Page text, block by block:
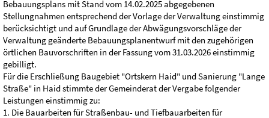
Bebauungsplans mit Stand vom 14.02.2025 abgegebenen
Stellungnahmen entsprechend der Vorlage der Verwaltung einstimmig
berücksichtigt und auf Grundlage der Abwägungsvorschläge der
Verwaltung geänderte Bebauungsplanentwurf mit den zugehörigen
örtlichen Bauvorschriften in der Fassung vom 31.03.2026 einstimmig
gebilligt.
Für die Erschließung Baugebiet "Ortskern Haid" und Sanierung "Lange
Straße" in Haid stimmte der Gemeinderat der Vergabe folgender
Leistungen einstimmig zu:
1. Die Bauarbeiten für Straßenbau- und Tiefbauarbeiten für